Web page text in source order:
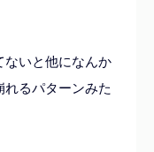
ないと他になんか
るパターンみた